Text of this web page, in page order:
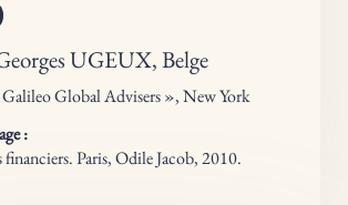
UGEUX, Belge
Global Advisers », New York
:
financiers. Paris, Odile Jacob, 2010.